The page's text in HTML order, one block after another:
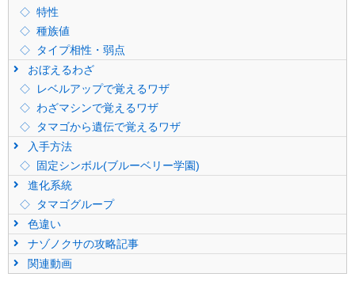
特性
種族値
タイプ相性・弱点
おぼえるわざ
レベルアップで覚えるワザ
わざマシンで覚えるワザ
タマゴから遺伝で覚えるワザ
入手方法
固定シンボル(ブルーベリー学園)
進化系統
タマゴグループ
色違い
ナゾノクサの攻略記事
関連動画